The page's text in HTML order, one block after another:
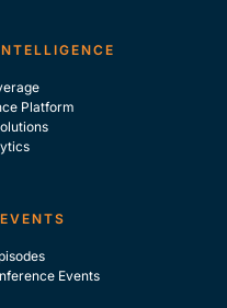
Platform
Events